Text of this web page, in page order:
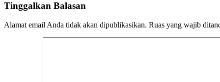
Tinggalkan Balasan
Alamat email Anda tidak akan dipublikasikan. Ruas yang wajib